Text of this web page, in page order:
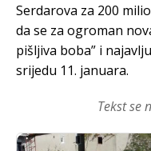
Serdarova za 200
da se za ogroman
pišljiva boba” i
srijedu 11. januara.
Tekst se